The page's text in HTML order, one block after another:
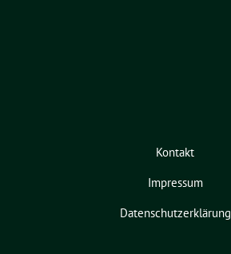
Kontakt
Impressum
Datenschutzerklärung